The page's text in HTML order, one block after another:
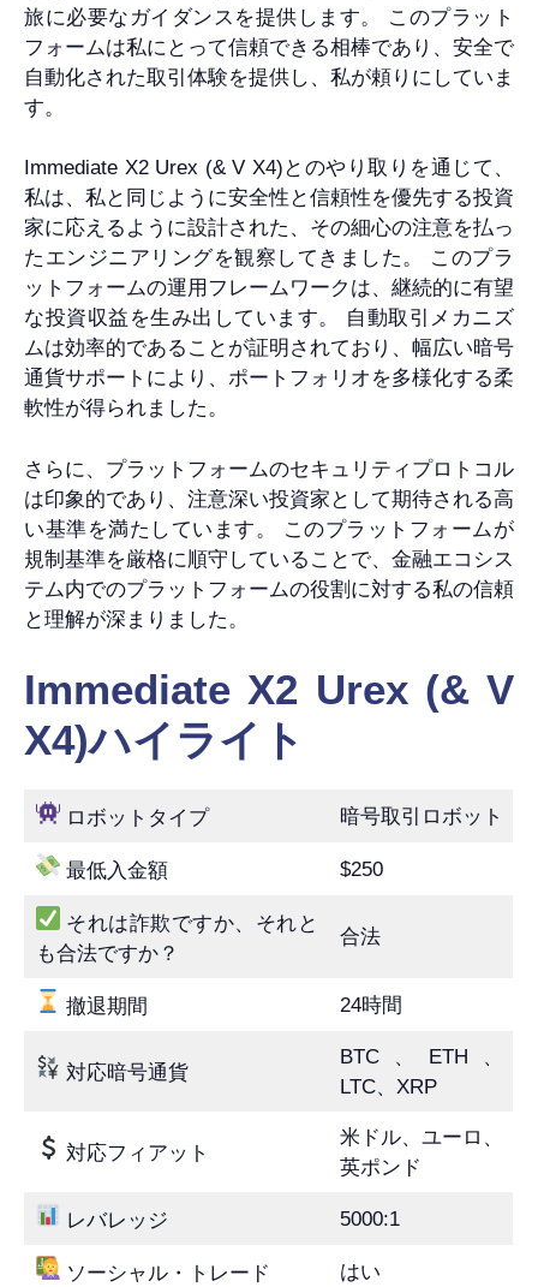
旅に必要なガイダンスを提供します。 このプラット
フォームは私にとって信頼できる相棒であり、安全で
自動化された取引体験を提供し、私が頼りにしていま
す。
Immediate X2 Urex (& V X4)とのやり取りを通じて、
私は、私と同じように安全性と信頼性を優先する投資
家に応えるように設計された、その細心の注意を払っ
たエンジニアリングを観察してきました。 このプラ
ットフォームの運用フレームワークは、継続的に有望
な投資収益を生み出しています。 自動取引メカニズ
ムは効率的であることが証明されており、幅広い暗号
通貨サポートにより、ポートフォリオを多様化する柔
軟性が得られました。
さらに、プラットフォームのセキュリティプロトコル
は印象的であり、注意深い投資家として期待される高
い基準を満たしています。 このプラットフォームが
規制基準を厳格に順守していることで、金融エコシス
テム内でのプラットフォームの役割に対する私の信頼
と理解が深まりました。
Immediate X2 Urex (& V
X4)ハイライト
ロボットタイプ 暗号取引ロボット
最低入金額 $250
それは詐欺ですか、それと
も合法ですか？
合法
撤退期間 24時間
対応暗号通貨
BTC、ETH、
LTC、XRP
対応フィアット
米ドル、ユーロ、
英ポンド
レバレッジ 5000:1
ソーシャル・トレード はい